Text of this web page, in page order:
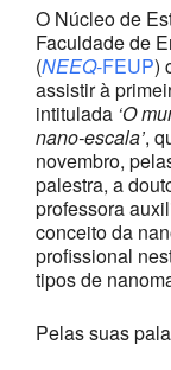
O Núcleo de
Faculdade de
(NEEQ-FEUP)
assistir à
intitulada ‘O
nano-escala’,
novembro,
palestra, a
professora
conceito da
profissional
tipos de
Pelas suas